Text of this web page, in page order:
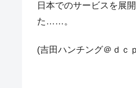
韓国半導体
『Money1』
【速報】韓
IT産業は人
日本でのサービスを展
た……。
(吉田ハンチング＠ｄｃ